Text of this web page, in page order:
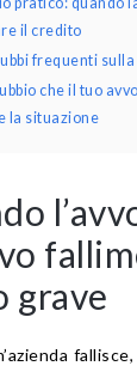
il credito
frequenti
che il tuo
la situazione
grave